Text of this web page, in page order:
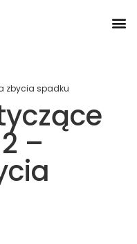
zbycia spadku
–